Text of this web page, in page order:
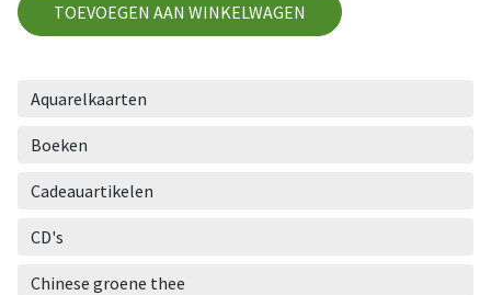
Aquarelkaarten
Boeken
Cadeauartikelen
CD's
Chinese groene thee
TOEVOEGEN AAN WINKELWAGEN